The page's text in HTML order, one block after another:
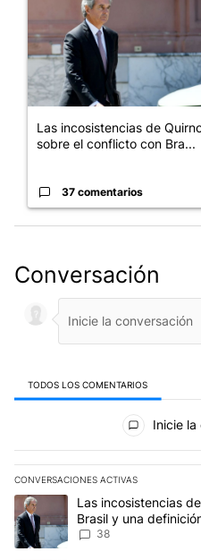
Las incosistencias de
sobre el conflicto con Bra...
37 comentarios
Conversación
TODOS LOS COMENTARIOS
Todos los comentarios
Inicie la
CONVERSACIONES ACTIVAS
Este listado muestra los
Un artículo de tendencia con
Las incosistencias
Brasil y una
concepto antiguo"
38